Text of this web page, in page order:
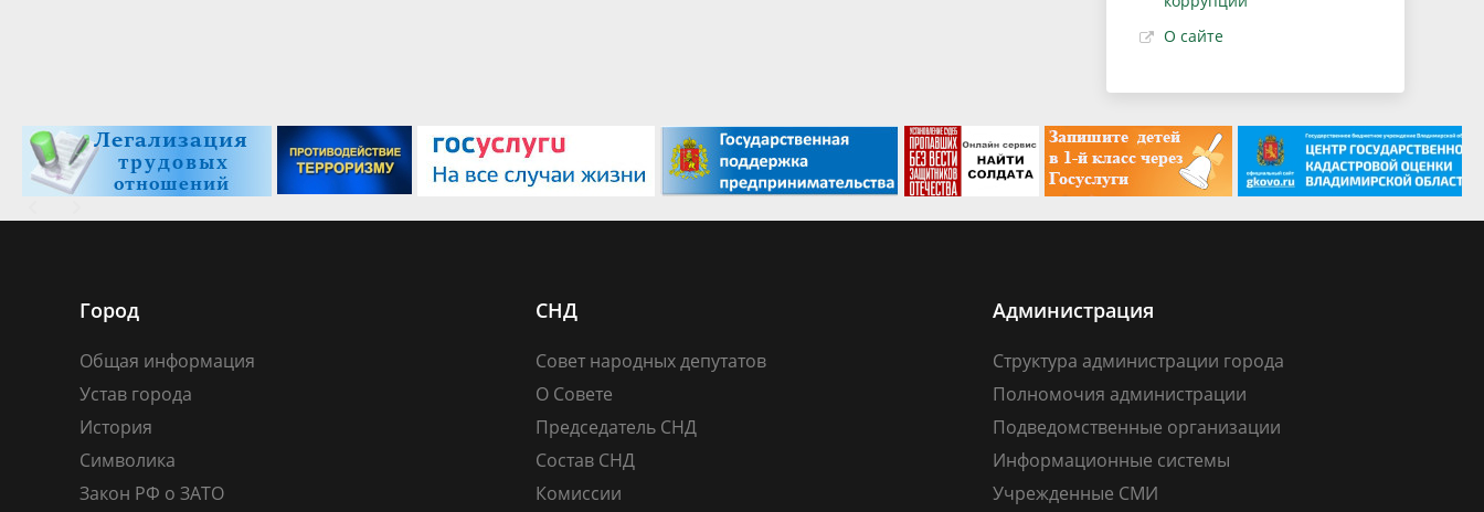
О сайте
Город
Общая информация
Устав города
История
Символика
Закон РФ о ЗАТО
СНД
Совет народных депутатов
О Совете
Председатель СНД
Состав СНД
Комиссии
Администрация
Структура администрации города
Полномочия администрации
Подведомственные организации
Информационные системы
Учрежденные СМИ